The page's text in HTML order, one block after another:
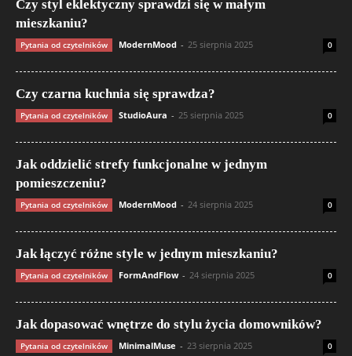
Czy styl eklektyczny sprawdzi się w małym
mieszkaniu?
Pytania od czytelników ModernMood - 25 sierpnia 2025 0
Czy czarna kuchnia się sprawdza?
Pytania od czytelników StudioAura - 25 sierpnia 2025 0
Jak oddzielić strefy funkcjonalne w jednym
pomieszczeniu?
Pytania od czytelników ModernMood - 24 sierpnia 2025 0
Jak łączyć różne style w jednym mieszkaniu?
Pytania od czytelników FormAndFlow - 24 sierpnia 2025 0
Jak dopasować wnętrze do stylu życia domowników?
Pytania od czytelników MinimalMuse - 23 sierpnia 2025 0